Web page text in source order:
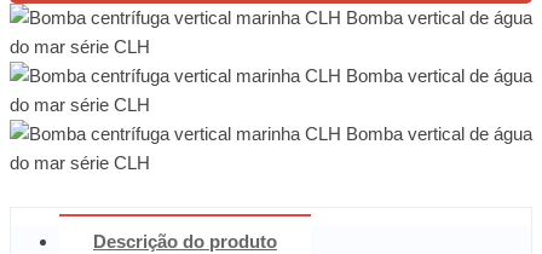
Descrição do produto